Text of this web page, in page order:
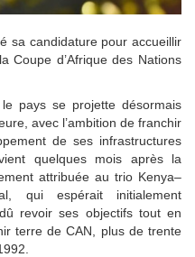
sa candidature pour accueillir
Coupe d’Afrique des Nations
pays se projette désormais
avec l’ambition de franchir
de ses infrastructures
quelques mois après la
attribuée au trio Kenya–
qui espérait initialement
revoir ses objectifs tout en
terre de CAN, plus de trente